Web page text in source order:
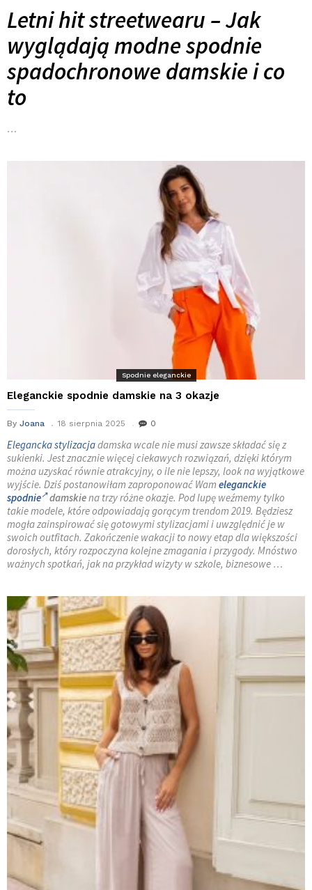
Letni hit streetwearu – Jak
wyglądają modne spodnie
spadochronowe damskie i co
to
…
Spodnie eleganckie
Eleganckie spodnie damskie na 3 okazje
By Joana 18 sierpnia 2025 0
Elegancka stylizacjadamska wcale nie musi zawsze składać się z
sukienki. Jest znacznie więcej ciekawych rozwiązań, dzięki którym
można uzyskać równie atrakcyjny, o ile nie lepszy, look na wyjątkowe
wyjście. Dziś postanowiłam zaproponować Wam eleganckie
spodnie damskiena trzy różne okazje. Pod lupę weźmemy tylko
takie modele, które odpowiadają gorącym trendom 2019. Będziesz
mogła zainspirować się gotowymi stylizacjami i uwzględnić je w
swoich outfitach. Zakończenie wakacji to nowy etap dla większości
dorosłych, który rozpoczyna kolejne zmagania i przygody. Mnóstwo
ważnych spotkań, jak na przykład wizyty w szkole, biznesowe …